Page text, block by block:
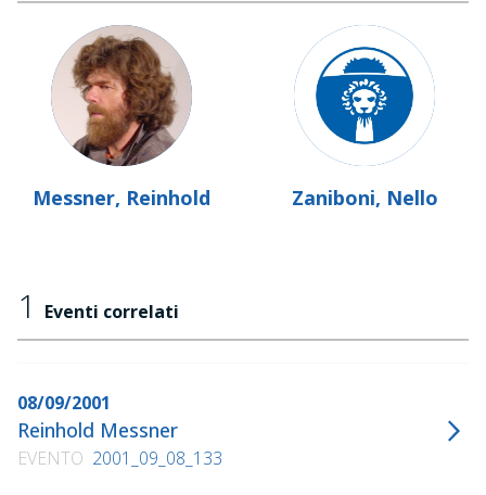
Messner, Reinhold Zaniboni, Nello
1 Eventi correlati
08/09/2001
Reinhold Messner
EVENTO 2001_09_08_133